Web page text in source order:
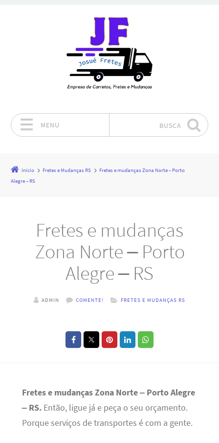
MENU BUSCA
Início Fretes e Mudanças RS
Fretes e mudanças Zona Norte – Porto
Alegre – RS
Fretes e mudanças
Zona Norte – Porto
Alegre – RS
ADMIN COMENTE! FRETES E MUDANÇAS RS
Fretes e mudanças Zona Norte – Porto Alegre
– RS. Então, ligue já e peça o seu orçamento.
Porque serviços de transportes é com a gente.